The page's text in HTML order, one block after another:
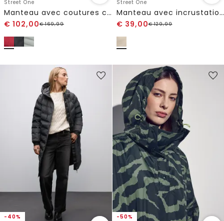
Street One
Manteau avec coutures collées
€ 102,00€169,99
Street One
Manteau avec incrustation
€ 39,00€129,99
-40% -50%